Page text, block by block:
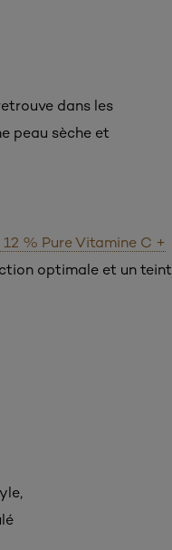
dans les
peau sèche et
% Pure Vitamine C +
optimale et un teint